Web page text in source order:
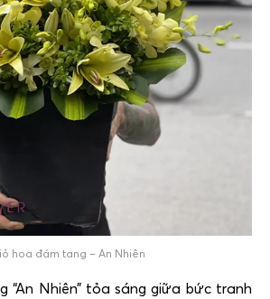
hoa đám tang – An Nhiên
“An Nhiên” tỏa sáng giữa bức tranh